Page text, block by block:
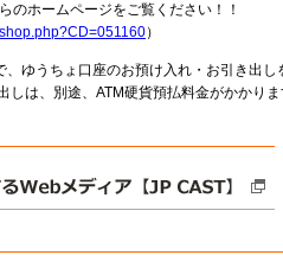
ホームページをご覧ください！！
）
ゆうちょ口座のお預け入れ・お引き出し
は、別途、ATM硬貨預払料金がかかりま